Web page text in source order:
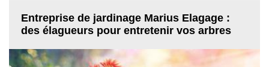
Entreprise de jardinage Marius Elagage :
des élagueurs pour entretenir vos arbres